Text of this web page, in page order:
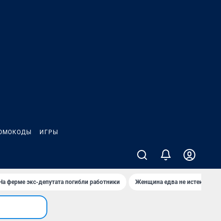
ИГРЫ
ферме экс-депутата погибли работники Женщина едва не истекла